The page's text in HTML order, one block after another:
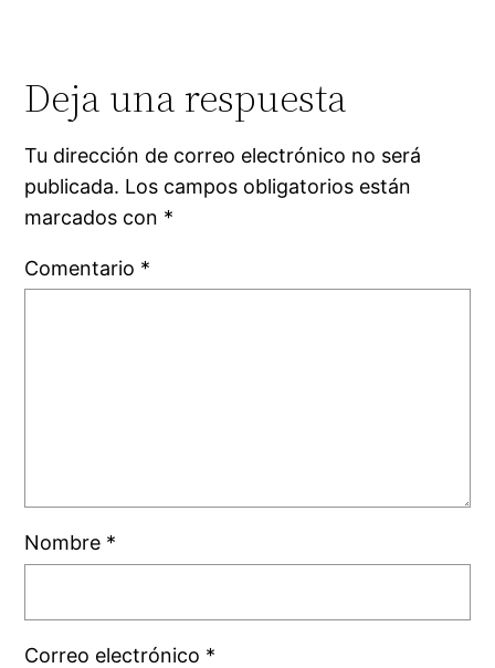
Deja una respuesta
Tu dirección de correo electrónico no será
publicada. Los campos obligatorios están
marcados con *
Comentario *
Nombre *
Correo electrónico *